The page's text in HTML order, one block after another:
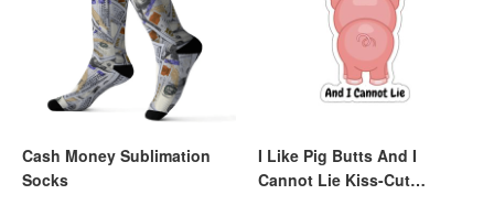
Cash Money Sublimation
Socks
I Like Pig Butts And I
Cannot Lie Kiss-Cut